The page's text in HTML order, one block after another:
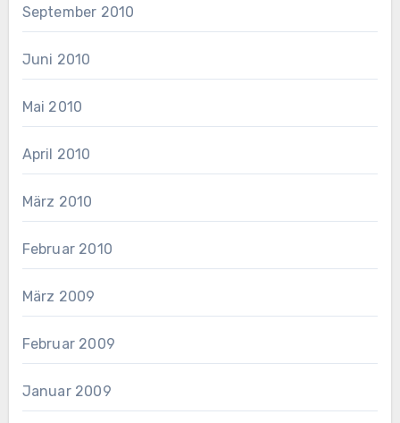
September 2010
Juni 2010
Mai 2010
April 2010
März 2010
Februar 2010
März 2009
Februar 2009
Januar 2009